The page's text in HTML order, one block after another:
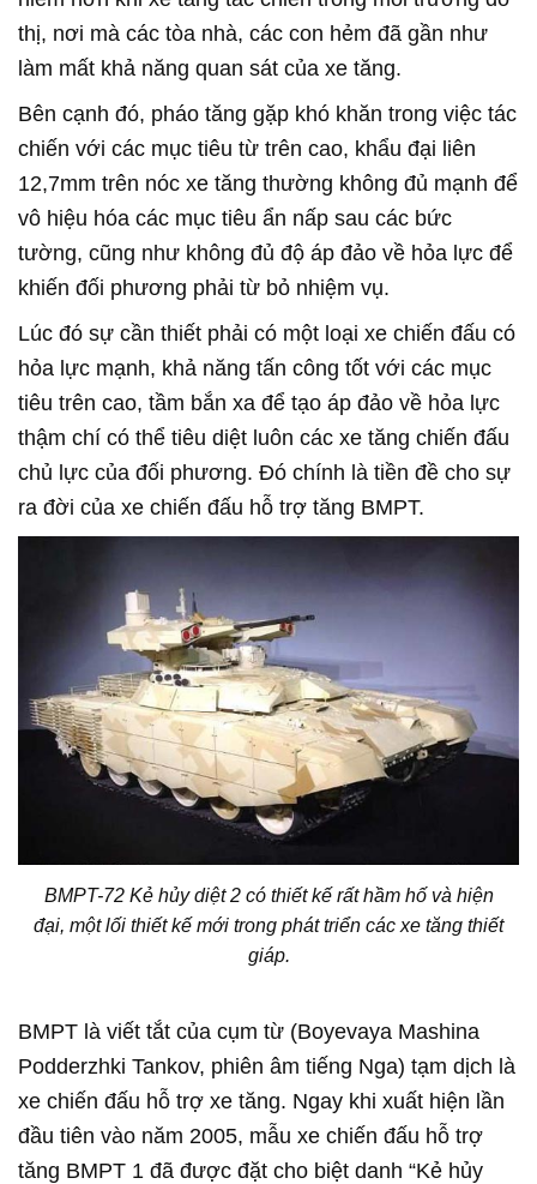
thị, nơi mà các tòa nhà, các con hẻm đã gần như
làm mất khả năng quan sát của xe tăng.
Bên cạnh đó, pháo tăng gặp khó khăn trong việc tác
chiến với các mục tiêu từ trên cao, khẩu đại liên
12,7mm trên nóc xe tăng thường không đủ mạnh để
vô hiệu hóa các mục tiêu ẩn nấp sau các bức
tường, cũng như không đủ độ áp đảo về hỏa lực để
khiến đối phương phải từ bỏ nhiệm vụ.
Lúc đó sự cần thiết phải có một loại xe chiến đấu có
hỏa lực mạnh, khả năng tấn công tốt với các mục
tiêu trên cao, tầm bắn xa để tạo áp đảo về hỏa lực
thậm chí có thể tiêu diệt luôn các xe tăng chiến đấu
chủ lực của đối phương. Đó chính là tiền đề cho sự
ra đời của xe chiến đấu hỗ trợ tăng BMPT.
BMPT-72 Kẻ hủy diệt 2 có thiết kế rất hầm hố và hiện
đại, một lối thiết kế mới trong phát triển các xe tăng thiết
giáp.
BMPT là viết tắt của cụm từ (Boyevaya Mashina
Podderzhki Tankov, phiên âm tiếng Nga) tạm dịch là
xe chiến đấu hỗ trợ xe tăng. Ngay khi xuất hiện lần
đầu tiên vào năm 2005, mẫu xe chiến đấu hỗ trợ
tăng BMPT 1 đã được đặt cho biệt danh “Kẻ hủy